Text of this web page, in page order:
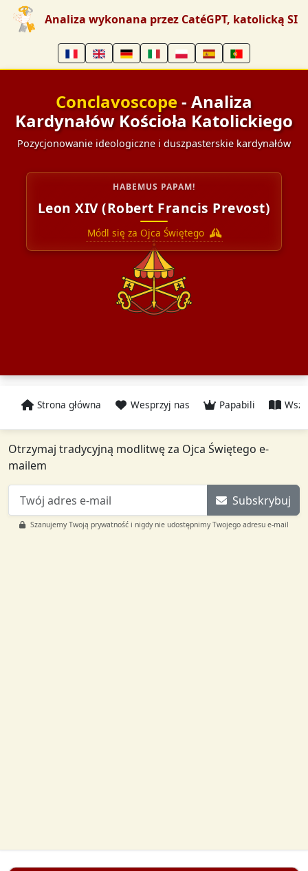
Analiza wykonana przez CatéGPT, katolicką SI
Conclavoscope- Analiza
Kardynałów Kościoła Katolickiego
Pozycjonowanie ideologiczne i duszpasterskie kardynałów
HABEMUS PAPAM!
Leon XIV (Robert Francis Prevost)
Módl się za Ojca Świętego
Strona główna Wesprzyj nas Papabili
Otrzymaj tradycyjną modlitwę za Ojca Świętego e-
mailem
Subskrybuj
Szanujemy Twoją prywatność i nigdy nie udostępnimy Twojego adresu e-mail